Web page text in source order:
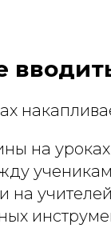
на уроках
на учителей